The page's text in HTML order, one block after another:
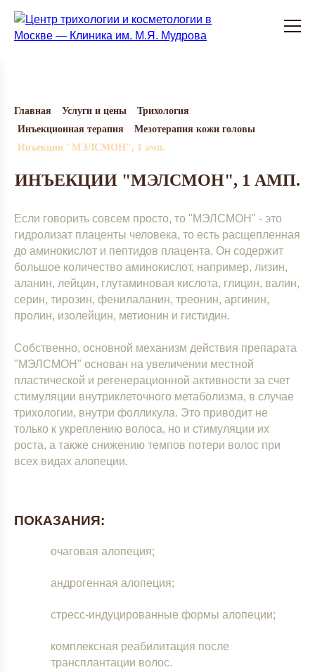
Главная Услуги и цены
Трихология
Инъекционная терапия
Мезотерапия кожи головы
Инъекции "МЭЛСМОН", 1 амп.
ИНЪЕКЦИИ "МЭЛСМОН", 1 АМП.
Если говорить совсем просто, то "МЭЛСМОН" - это
гидролизат плаценты человека, то есть расщепленная
до аминокислот и пептидов плацента. Он содержит
большое количество аминокислот, например, лизин,
аланин, лейцин, глутаминовая кислота, глицин, валин,
серин, тирозин, фенилаланин, треонин, аргинин,
пролин, изолейцин, метионин и гистидин.
Собственно, основной механизм действия препарата
"МЭЛСМОН" основан на увеличении местной
пластической и регенерационной активности за счет
стимуляции внутриклеточного метаболизма, в случае
трихологии, внутри фолликула. Это приводит не
только к укреплению волоса, но и стимуляции их
роста, а также снижению темпов потери волос при
всех видах алопеции.
ПОКАЗАНИЯ:
очаговая алопеция;
андрогенная алопеция;
стресс-индуцированные формы алопеции;
комплексная реабилитация после
трансплантации волос.